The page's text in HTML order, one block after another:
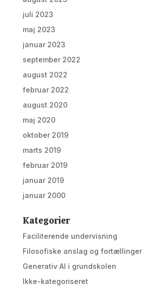
juli 2023
maj 2023
januar 2023
september 2022
august 2022
februar 2022
august 2020
maj 2020
oktober 2019
marts 2019
februar 2019
januar 2019
januar 2000
Kategorier
Faciliterende undervisning
Filosofiske anslag og fortællinger
Generativ AI i grundskolen
Ikke-kategoriseret